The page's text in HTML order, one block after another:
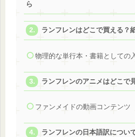
ら
ランフレンはどこで買える？
物理的な単行本・書籍としての
ランフレンのアニメはどこで
ファンメイドの動画コンテンツ
ランフレンの日本語訳につい